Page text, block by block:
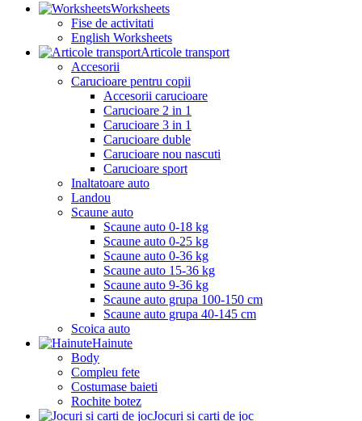
Worksheets
Fise de activitati
English Worksheets
Articole transport
Accesorii
Carucioare pentru copii
Accesorii carucioare
Carucioare 2 in 1
Carucioare 3 in 1
Carucioare duble
Carucioare nou nascuti
Carucioare sport
Inaltatoare auto
Landou
Scaune auto
Scaune auto 0-18 kg
Scaune auto 0-25 kg
Scaune auto 0-36 kg
Scaune auto 15-36 kg
Scaune auto 9-36 kg
Scaune auto grupa 100-150 cm
Scaune auto grupa 40-145 cm
Scoica auto
Hainute
Body
Compleu fete
Costumase baieti
Rochite botez
Jocuri si carti de joc